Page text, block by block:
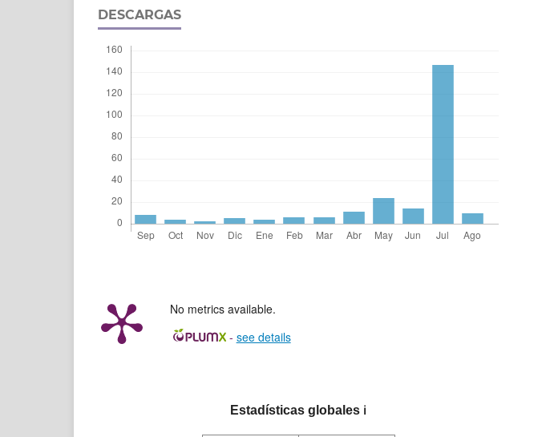
DESCARGAS
No metrics available.
- see details
Estadísticas globales ℹ️